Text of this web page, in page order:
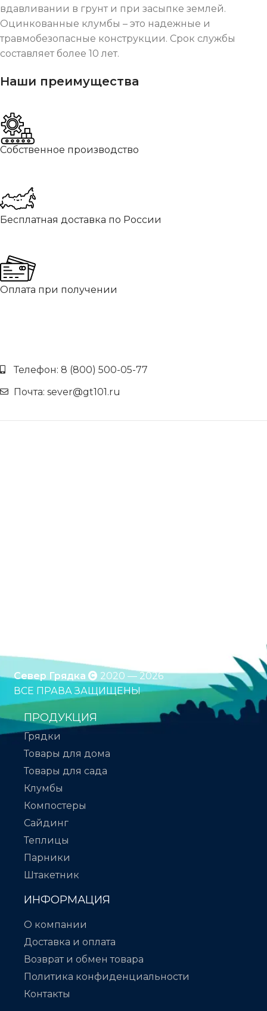
вдавливании в грунт и при засыпке землей.
Оцинкованные клумбы – это надежные и
травмобезопасные конструкции. Срок службы
составляет более 10 лет.
Наши преимущества
Собственное производство
Бесплатная доставка по России
Оплата при получении
Телефон: 8 (800) 500-05-77
Почта: sever@gt101.ru
Север Грядка
2020 — 2026
ВСЕ ПРАВА ЗАЩИЩЕНЫ
ПРОДУКЦИЯ
Грядки
Товары для дома
Товары для сада
Клумбы
Компостеры
Сайдинг
Теплицы
Парники
Штакетник
ИНФОРМАЦИЯ
О компании
Доставка и оплата
Возврат и обмен товара
Политика конфиденциальности
Контакты